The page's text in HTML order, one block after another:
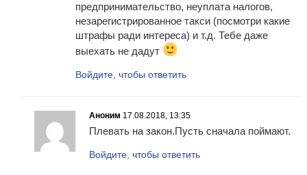
предпринимательство, неуплата налогов,
незарегистрированное такси (посмотри какие
штрафы ради интереса) и т.д. Тебе даже
выехать не дадут
Войдите, чтобы ответить
Аноним 17.08.2018, 13:35
Плевать на закон.Пусть сначала поймают.
Войдите, чтобы ответить